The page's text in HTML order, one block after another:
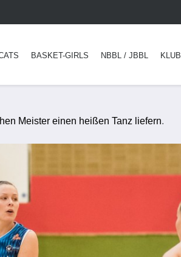
BASKET-GIRLS NBBL / JBBL KLUB
Meister einen heißen Tanz liefern.